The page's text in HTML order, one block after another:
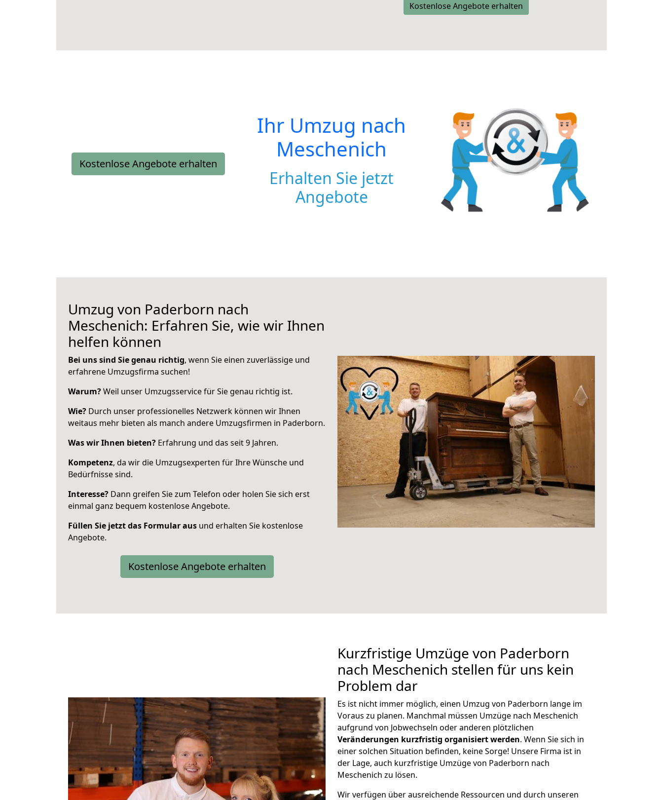
Kostenlose Angebote erhalten
Kostenlose Angebote erhalten
Ihr Umzug nach
Meschenich
Erhalten Sie jetzt
Angebote
Umzug von Paderborn nach
Meschenich: Erfahren Sie, wie wir Ihnen
helfen können
Bei uns sind Sie genau richtig, wenn Sie einen zuverlässige und
erfahrene Umzugsfirma suchen!
Warum?Weil unser Umzugsservice für Sie genau richtig ist.
Wie? Durch unser professionelles Netzwerk können wir Ihnen
weitaus mehr bieten als manch andere Umzugsfirmen in Paderborn.
Was wir Ihnen bieten? Erfahrung und das seit 9 Jahren.
Kompetenz, da wir die Umzugsexperten für Ihre Wünsche und
Bedürfnisse sind.
Interesse? Dann greifen Sie zum Telefon oder holen Sie sich erst
einmal ganz bequem kostenlose Angebote.
Füllen Sie jetzt das Formular aus und erhalten Sie kostenlose
Angebote.
Kostenlose Angebote erhalten
Kurzfristige Umzüge von Paderborn
nach Meschenich stellen für uns kein
Problem dar
Es ist nicht immer möglich, einen Umzug von Paderborn lange im
Voraus zu planen. Manchmal müssen Umzüge nach Meschenich
aufgrund von Jobwechseln oder anderen plötzlichen
Veränderungen kurzfristig organisiert werden. Wenn Sie sich in
einer solchen Situation befinden, keine Sorge! Unsere Firma ist in
der Lage, auch kurzfristige Umzüge von Paderborn nach
Meschenich zu lösen.
Wir verfügen über ausreichende Ressourcen und durch unseren